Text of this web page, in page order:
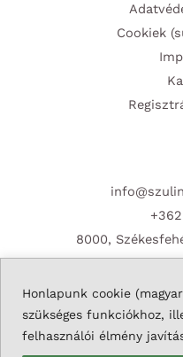
Honlapunk cookie
szükséges funkciókhoz,
felhasználói élmény
Cookiek
8000,
Copyright © 2026